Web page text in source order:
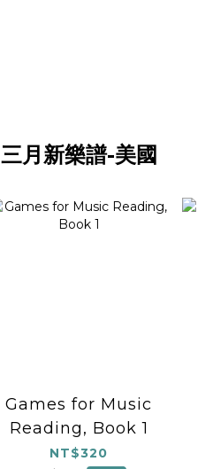
三月新樂譜-美國
Games for Music
Reading, Book 1
NT$320